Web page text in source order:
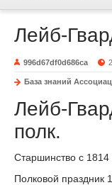
Лейб-
996d67df0d686ca
База знаний
Лейб-
полк.
Старшинство с 1814
Полковой